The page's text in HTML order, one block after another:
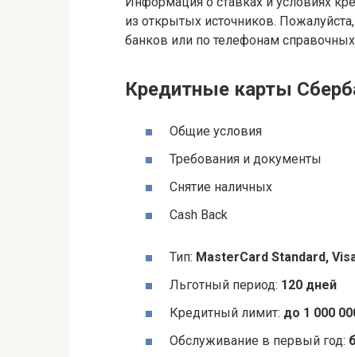
из открытых источников.
банков или по телефонам
Кредитные карты
Общие условия
Требования и документы
Снятие наличных
Cash Back
Тип: MasterСard Standard,
Льготный период: 120 дней
Кредитный лимит: до 1 000
Обслуживание в первый год: